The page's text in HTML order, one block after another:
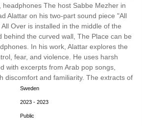
The host Sabbe Mezher in
Alattar on his two-part sound piece "All
Over is installed in the middle of the
behind the curved wall, The Place can be
In his work, Alattar explores the
fear, and violence. He uses harsh
with excerpts from Arab pop songs,
discomfort and familiarity. The extracts of
They can be interpreted as a
a mimic of populist, fascist mantras.
Sweden
2023 - 2023
Public